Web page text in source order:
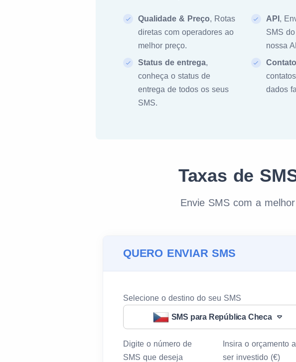
Qualidade & Preço, Rotas
diretas com operadores ao
melhor preço.
Status de entrega,
conheça o status de
entrega de todos os seus
SMS.
API ,
SMS
nossa
dados
Taxas de
Envie SMS com a
QUERO ENVIAR SMS
Selecione o destino do seu SMS
SMS para República Checa
Digite o número de
SMS que deseja
Insira o orçamento a
ser investido (€)